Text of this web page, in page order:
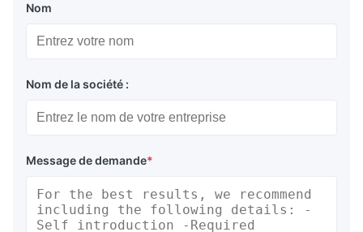
Nom
Nom de la société :
Message de demande*